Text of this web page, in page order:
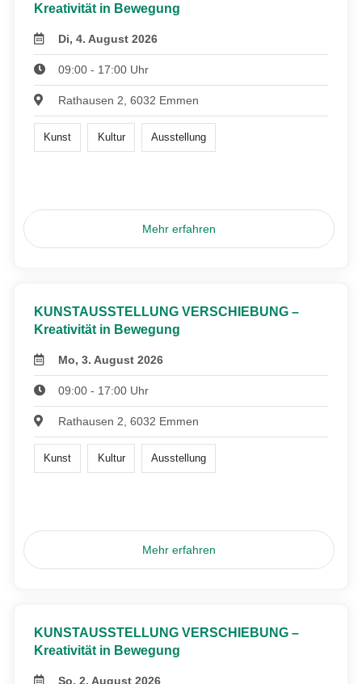
Kreativität in Bewegung
Di, 4. August 2026
09:00 - 17:00 Uhr
Rathausen 2, 6032 Emmen
Kunst Kultur Ausstellung
Mehr erfahren
KUNSTAUSSTELLUNG VERSCHIEBUNG –
Kreativität in Bewegung
Mo, 3. August 2026
09:00 - 17:00 Uhr
Rathausen 2, 6032 Emmen
Kunst Kultur Ausstellung
Mehr erfahren
KUNSTAUSSTELLUNG VERSCHIEBUNG –
Kreativität in Bewegung
So, 2. August 2026